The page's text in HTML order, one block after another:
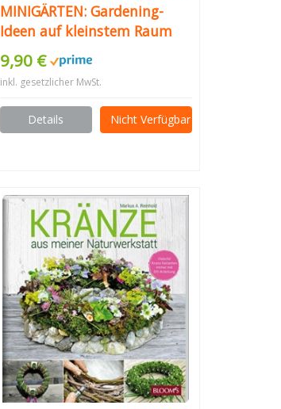
MINIGÄRTEN: Gardening-
Ideen auf kleinstem Raum
9,90 €
inkl. gesetzlicher MwSt.
Details Nicht Verfügbar